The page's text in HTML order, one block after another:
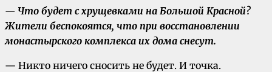
— Что будет с хрущевками на Большой Красной?
Жители беспокоятся, что при восстановлении
монастырского комплекса их дома снесут.
— Никто ничего сносить не будет. И точка.